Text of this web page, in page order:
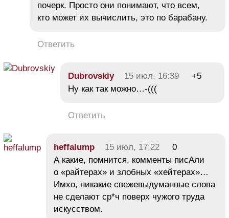
почерк. Просто они понимают, что всем,
кто может их вычислить, это по барабану.
Ответить
Dubrovskiy 15 июл, 16:39
+5
Ну как так можно…-(((
Ответить
heffalump 15 июл, 17:22
0
А какие, помнится, комменты писАли
о «райтерах» и злобных «хейтерах»…
Имхо, никакие свежевыдуманные слова
не сделают ср*ч поверх чужого труда
искусством.